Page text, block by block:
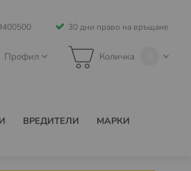
30 дни право на връщане
Количка
Профил
ВРЕДИТЕЛИ МАРКИ